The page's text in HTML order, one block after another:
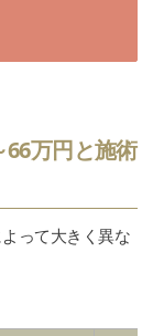
万円と施術
って大きく異な